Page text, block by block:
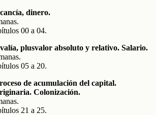
dinero.
00 a 04.
plusvalor absoluto y relativo. Salario.
05 a 20.
de acumulación del capital.
Colonización.
21 a 25.